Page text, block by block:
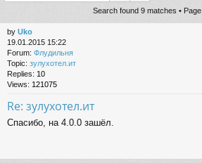
Search found 9 matches • Page
by Uko
19.01.2015 15:22
Forum: Флудильня
Topic: зулухотел.ит
Replies: 10
Views: 121075
Re: зулухотел.ит
Спасибо, на 4.0.0 зашёл.